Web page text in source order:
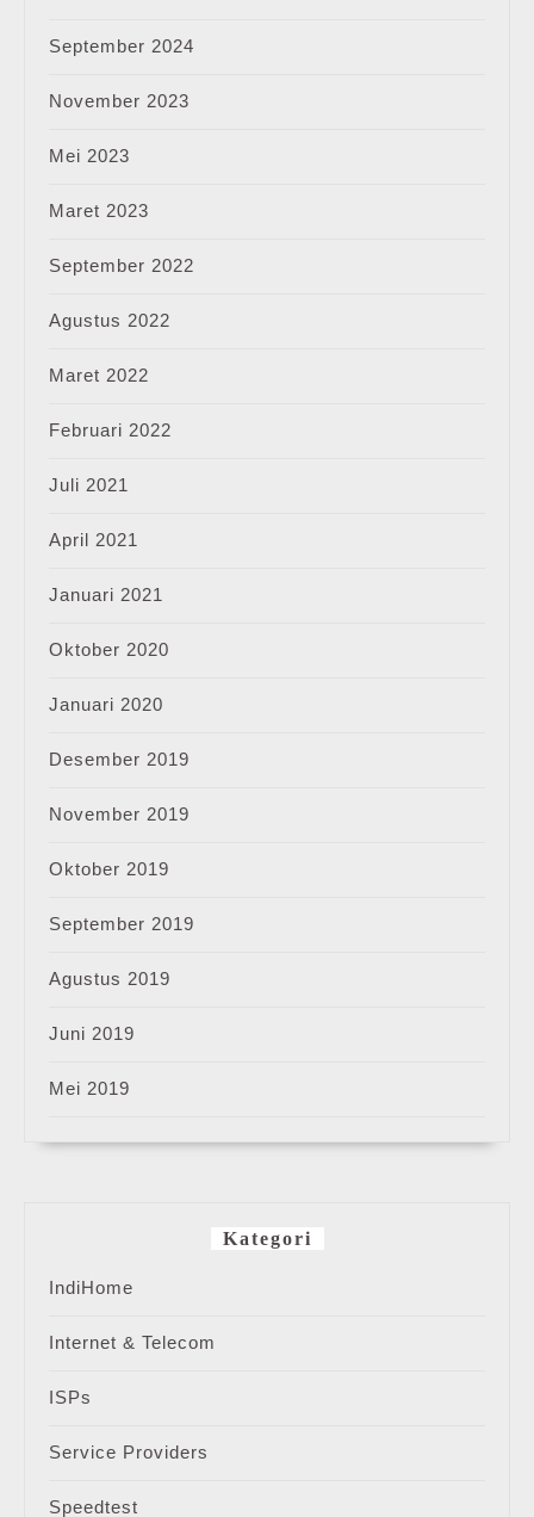
September 2024
November 2023
Mei 2023
Maret 2023
September 2022
Agustus 2022
Maret 2022
Februari 2022
Juli 2021
April 2021
Januari 2021
Oktober 2020
Januari 2020
Desember 2019
November 2019
Oktober 2019
September 2019
Agustus 2019
Juni 2019
Mei 2019
Kategori
IndiHome
Internet & Telecom
ISPs
Service Providers
Speedtest